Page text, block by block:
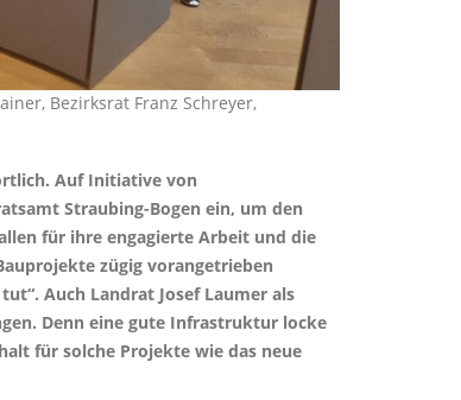
Bezirksrat Franz Schreyer,
Auf Initiative von
Straubing-Bogen ein, um den
für ihre engagierte Arbeit und die
zügig vorangetrieben
Auch Landrat Josef Laumer als
Denn eine gute Infrastruktur locke
für solche Projekte wie das neue